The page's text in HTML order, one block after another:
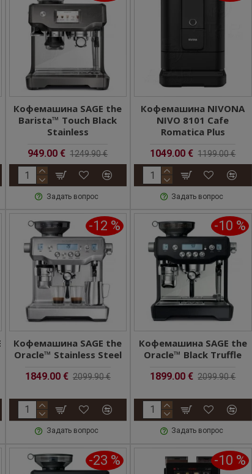
Кофемашина SAGE the
Barista™ Touch Black
Stainless
949.00 € 1249.90 €
Задать вопрос
Кофемашина NIVONA
NIVO 8101 Cafe
Romatica Plus
1049.00 € 1199.00 €
Задать вопрос
-12 %
Кофемашина SAGE the
Oracle™ Stainless Steel
1849.00 € 2099.90 €
Задать вопрос
-10 %
Кофемашина SAGE the
Oracle™ Black Truffle
1899.00 € 2099.90 €
Задать вопрос
-23 % -10 %